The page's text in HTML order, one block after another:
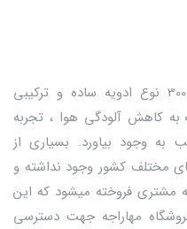
فروشگاه مهاراجه با تنوع بیش از 300 نوع ادویه ساده و ترکیبی
کاهش آلودگی هوا ، تجربه
به وجود بیاورد. بسیاری از
مختلف کشور وجود نداشته و
مشتری فروخته میشود که این
مهاراجه جهت دسترسی